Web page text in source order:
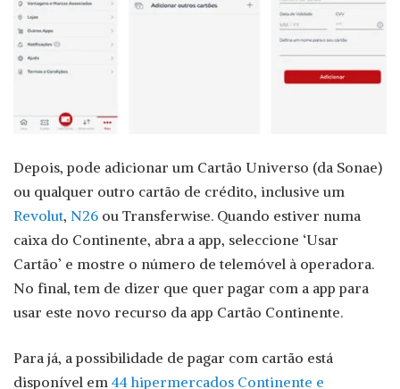
Depois, pode adicionar um Cartão Universo (da Sonae)
ou qualquer outro cartão de crédito, inclusive um
Revolut, N26 ou Transferwise. Quando estiver numa
caixa do Continente, abra a app, seleccione ‘Usar
Cartão’ e mostre o número de telemóvel à operadora.
No final, tem de dizer que quer pagar com a app para
usar este novo recurso da app Cartão Continente.
Para já, a possibilidade de pagar com cartão está
disponível em 44 hipermercados Continente e